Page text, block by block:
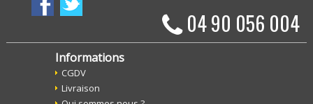
04 90 056 004
Informations
CGDV
Livraison